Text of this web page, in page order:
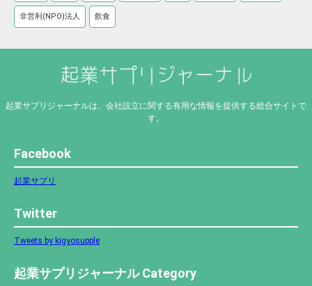
非営利(NPO)法人 飲食
起業サプリジャーナルは、会社設立に関する有用な情報を提供する総合サイトで
す。
Facebook
起業サプリ
Twitter
Tweets by kigyosupple
起業サプリジャーナル Category